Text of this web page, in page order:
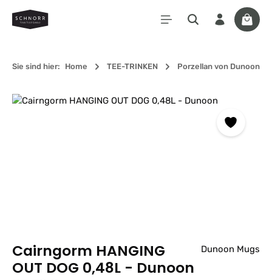
Zum Hauptinhalt springen
Sie sind hier: Home TEE-TRINKEN Porzellan von Dunoon
Bildergalerie überspringen
Cairngorm HANGING
OUT DOG 0,48L - Dunoon
Dunoon Mugs